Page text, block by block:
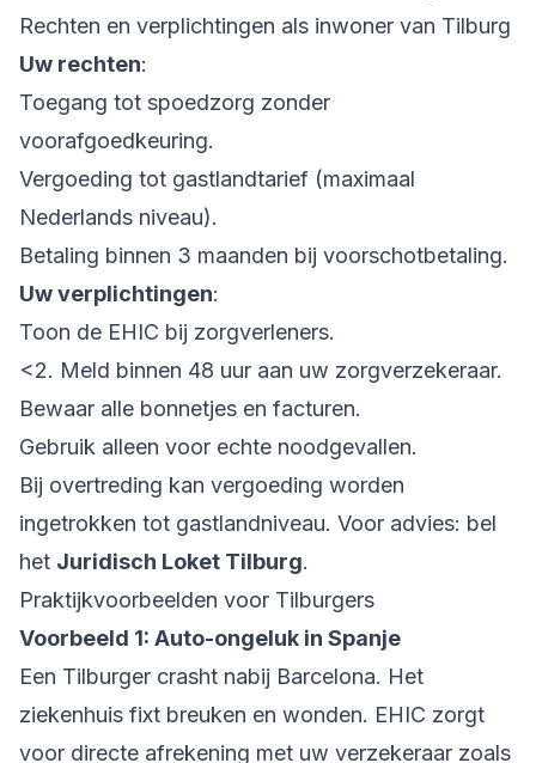
Rechten en verplichtingen als inwoner van Tilburg
Uw rechten:
Toegang tot spoedzorg zonder
voorafgoedkeuring.
Vergoeding tot gastlandtarief (maximaal
Nederlands niveau).
Betaling binnen 3 maanden bij voorschotbetaling.
Uw verplichtingen:
Toon de EHIC bij zorgverleners.
<2. Meld binnen 48 uur aan uw zorgverzekeraar.
Bewaar alle bonnetjes en facturen.
Gebruik alleen voor echte noodgevallen.
Bij overtreding kan vergoeding worden
ingetrokken tot gastlandniveau. Voor advies: bel
het Juridisch Loket Tilburg.
Praktijkvoorbeelden voor Tilburgers
Voorbeeld 1: Auto-ongeluk in Spanje
Een Tilburger crasht nabij Barcelona. Het
ziekenhuis fixt breuken en wonden. EHIC zorgt
voor directe afrekening met uw verzekeraar zoals